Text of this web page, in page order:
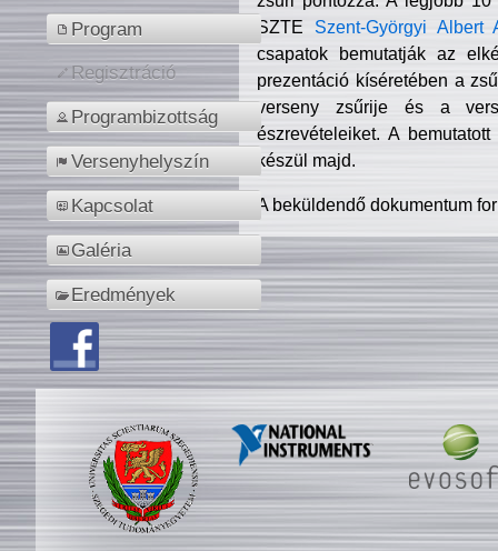
Program
Regisztráció
Programbizottság
Versenyhelyszín
Kapcsolat
Galéria
Eredmények
SZTE Szent-Györgyi Albert
csapatok bemutatják az
prezentáció kíséretében a
verseny zsűrije és a
észrevételeiket. A
készül majd.
A beküldendő dokumentum